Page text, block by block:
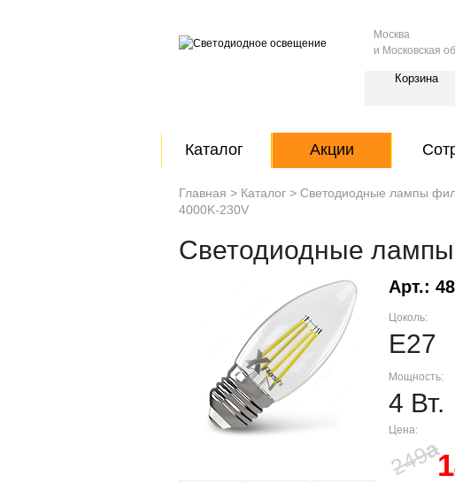
Москва
и Московская
Корзина
Каталог Акции
Главная > Каталог > Светодиодные лампы
4000K-230V
Светодиодные
Арт.:
Цоколь:
E27
Мощность:
4 Вт.
Цена:
249a